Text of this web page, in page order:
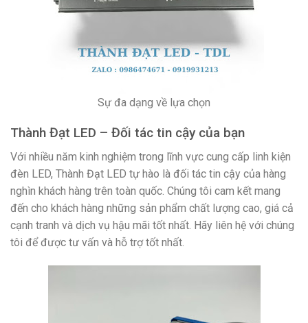
Sự đa dạng về lựa chọn
Thành Đạt LED – Đối tác tin cậy của bạn
Với nhiều năm kinh nghiệm trong lĩnh vực cung cấp linh kiện
đèn LED, Thành Đạt LED tự hào là đối tác tin cậy của hàng
nghìn khách hàng trên toàn quốc. Chúng tôi cam kết mang
đến cho khách hàng những sản phẩm chất lượng cao, giá cả
cạnh tranh và dịch vụ hậu mãi tốt nhất. Hãy liên hệ với chúng
tôi để được tư vấn và hỗ trợ tốt nhất.